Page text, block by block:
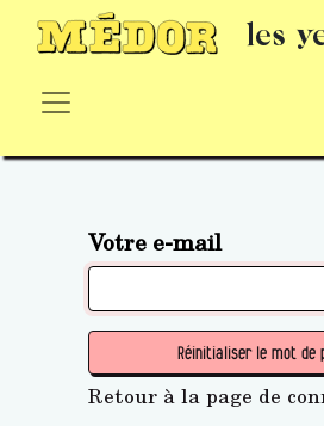
les
Votre e-mail
Réinitialiser le mot de
Retour à la page de